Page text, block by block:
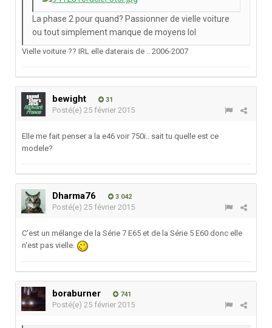
La phase 2 pour quand? Passionner de vielle voiture
ou tout simplement manque de moyens lol
Vielle voiture ?? IRL elle daterais de .. 2006-2007
bewight 31
Posté(e) 25 février 2015
Elle me fait penser a la e46 voir 750i.. sait tu quelle est ce
modele?
Dharma76 3 042
Posté(e) 25 février 2015
C'est un mélange de la Série 7 E65 et de la Série 5 E60 donc elle
n'est pas vielle.
boraburner 741
Posté(e) 25 février 2015